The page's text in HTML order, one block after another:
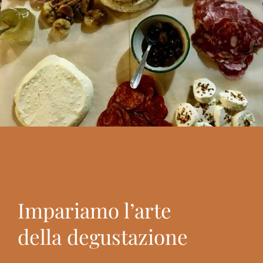
Impariamo l’arte
della degustazione